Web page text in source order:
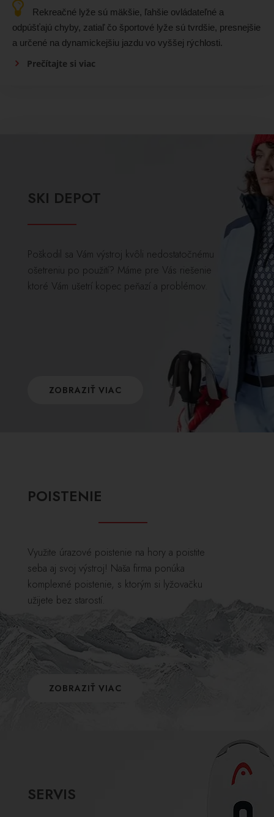
Rekreačné lyže sú mäkšie, ľahšie ovládateľné a
odpúšťajú chyby, zatiaľ čo športové lyže sú tvrdšie, presnejšie
a určené na dynamickejšiu jazdu vo vyššej rýchlosti.
Prečítajte si viac
SKI DEPOT
Poškodil sa Vám výstroj kvôli nedostatočnému
ošetreniu po použití? Máme pre Vás riešenie
ktoré Vám ušetrí kopec peňazí a problémov.
ZOBRAZIŤ VIAC
POISTENIE
Využite úrazové poistenie na hory a poistite
seba aj svoj výstroj! Naša firma ponúka
komplexné poistenie, s ktorým si lyžovačku
užijete bez starostí.
ZOBRAZIŤ VIAC
SERVIS